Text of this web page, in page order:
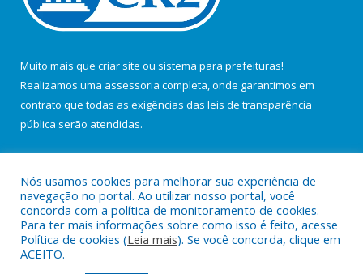
Muito mais que criar site ou sistema para prefeituras!
Realizamos uma assessoria completa, onde garantimos em
contrato que todas as exigências das leis de transparência
pública serão atendidas.
Todos os direitos reservados a Câmara Municipal de Salvaterra.
Nós usamos cookies para melhorar sua experiência de
navegação no portal. Ao utilizar nosso portal, você
concorda com a política de monitoramento de cookies.
Para ter mais informações sobre como isso é feito, acesse
Política de cookies (Leia mais). Se você concorda, clique em
ACEITO.